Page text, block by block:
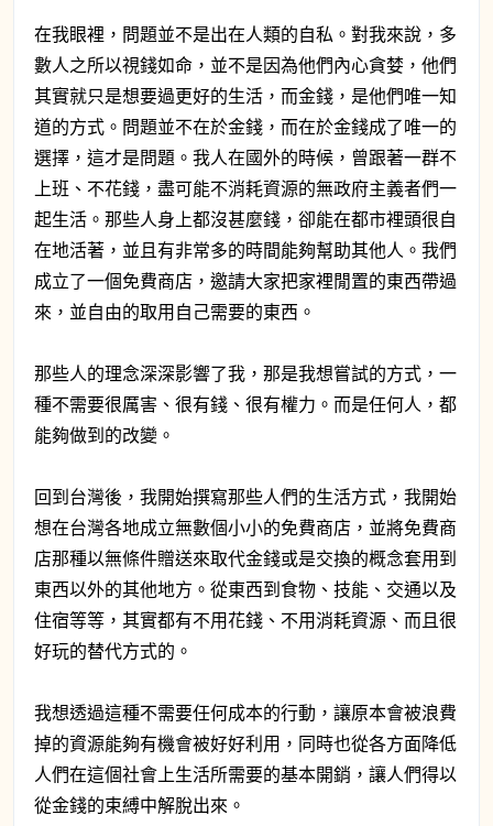
在我眼裡，問題並不是出在人類的自私。對我來說，多
數人之所以視錢如命，並不是因為他們內心貪婪，他們
其實就只是想要過更好的生活，而金錢，是他們唯一知
道的方式。問題並不在於金錢，而在於金錢成了唯一的
選擇，這才是問題。我人在國外的時候，曾跟著一群不
上班、不花錢，盡可能不消耗資源的無政府主義者們一
起生活。那些人身上都沒甚麼錢，卻能在都市裡頭很自
在地活著，並且有非常多的時間能夠幫助其他人。我們
成立了一個免費商店，邀請大家把家裡閒置的東西帶過
來，並自由的取用自己需要的東西。
那些人的理念深深影響了我，那是我想嘗試的方式，一
種不需要很厲害、很有錢、很有權力。而是任何人，都
能夠做到的改變。
回到台灣後，我開始撰寫那些人們的生活方式，我開始
想在台灣各地成立無數個小小的免費商店，並將免費商
店那種以無條件贈送來取代金錢或是交換的概念套用到
東西以外的其他地方。從東西到食物、技能、交通以及
住宿等等，其實都有不用花錢、不用消耗資源、而且很
好玩的替代方式的。
我想透過這種不需要任何成本的行動，讓原本會被浪費
掉的資源能夠有機會被好好利用，同時也從各方面降低
人們在這個社會上生活所需要的基本開銷，讓人們得以
從金錢的束縛中解脫出來。